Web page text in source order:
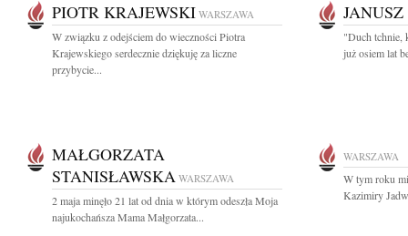
PIOTR KRAJEWSKI WARSZAWA
W związku z odejściem do wieczności Piotra
Krajewskiego serdecznie dziękuję za liczne
przybycie...
"Duch tchnie,
już osiem lat
MAŁGORZATA
STANISŁAWSKA WARSZAWA
2 maja minęło 21 lat od dnia w którym odeszła Moja
najukochańsza Mama Małgorzata...
WARSZAWA
W tym roku
Kazimiry